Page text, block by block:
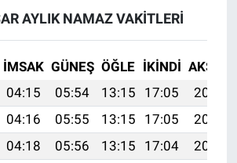
AYLIK NAMAZ VAKITLERI
İMSAK GÜNEŞ ÖĞLE İKINDI AKŞAM
04:15 05:54 13:15 17:05
20:25
04:16 05:55 13:15 17:05
20:24
04:18 05:56 13:15 17:04
20:24